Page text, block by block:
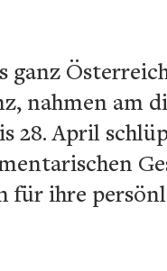
ganz
nahmen am
28. April
für ihre